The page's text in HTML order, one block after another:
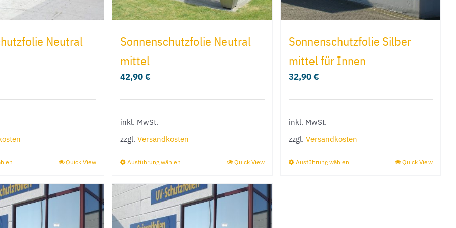
Produktseite
werden
Produktseite
werden
Produktseite
werden
Neutral
weist
mehrere
Quick View
Sonnenschutzfolie Neutral
mittel
42,90€
inkl. MwSt.
zzgl.Versandkosten
Ausführung wählen
weist
mehrere
Quick View
Sonnenschutzfolie Silber
mittel für Innen
32,90€
inkl. MwSt.
zzgl. Versandkosten
Ausführung wählenDieses
Quick View